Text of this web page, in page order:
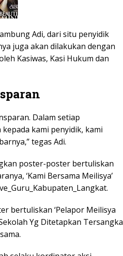
Adi, dari situ penyidik
juga akan dilakukan dengan
Kasiwas, Kasi Hukum dan
Dalam setiap
kami penyidik, kami
tegas Adi.
poster-poster bertuliskan
‘Kami Bersama Meilisya’
bertuliskan ‘Pelapor Meilisya
Yg Ditetapkan Tersangka